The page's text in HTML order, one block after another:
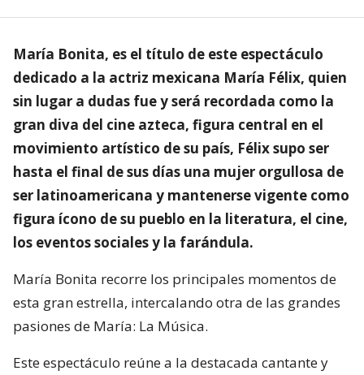
María Bonita, es el título de este espectáculo
dedicado a la actriz mexicana María Félix, quien
sin lugar a dudas fue y será recordada como la
gran diva del cine azteca, figura central en el
movimiento artístico de su país, Félix supo ser
hasta el final de sus días una mujer orgullosa de
ser latinoamericana y mantenerse vigente como
figura ícono de su pueblo en la literatura, el cine,
los eventos sociales y la farándula.
María Bonita recorre los principales momentos de
esta gran estrella, intercalando otra de las grandes
pasiones de María: La Música.
Este espectáculo reúne a la destacada cantante y